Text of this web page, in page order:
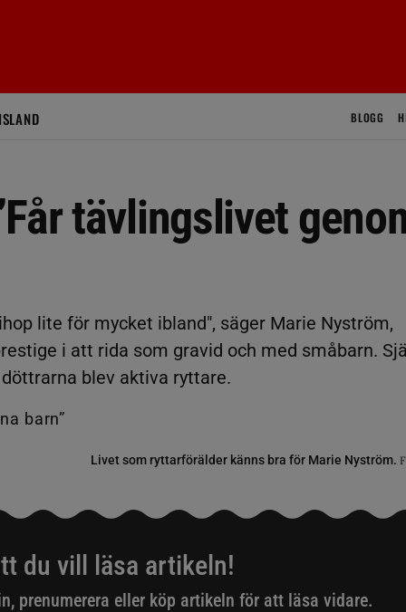
BLOGG
tävlingslivet
lite för mycket ibland", säger Marie Nyström,
i att rida som gravid och med småbarn.
blev aktiva ryttare.
Livet som ryttarförälder känns bra för Marie Nyström.
du vill läsa artikeln!
prenumerera eller köp artikeln för att läsa vidare.